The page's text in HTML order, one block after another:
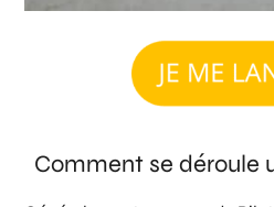
Comment se déroule